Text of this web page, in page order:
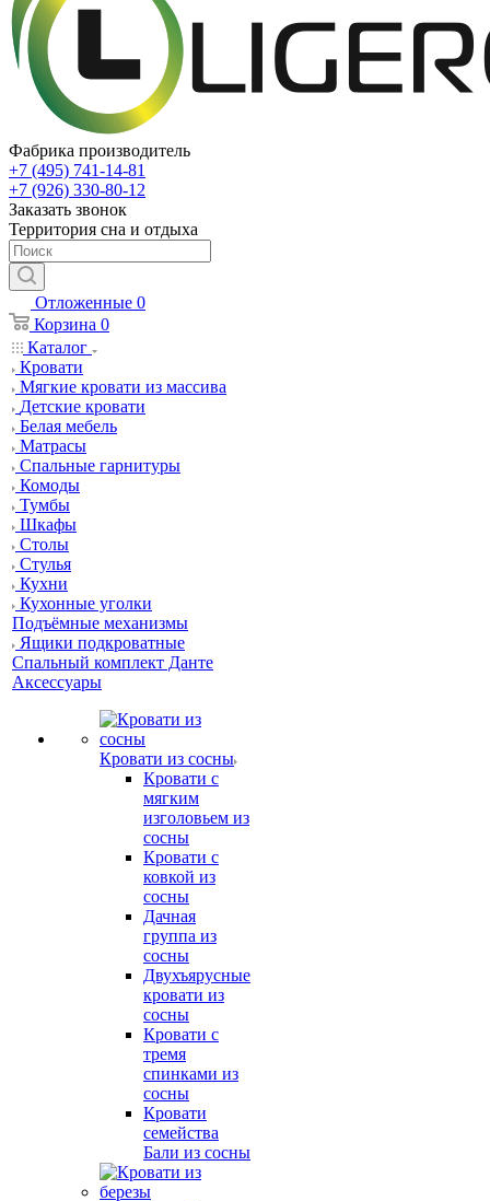
Фабрика производитель
+7 (495) 741-14-81
+7 (926) 330-80-12
Заказать звонок
Территория сна и отдыха
Отложенные 0
Корзина 0
Каталог
Кровати
Мягкие кровати из массива
Детские кровати
Белая мебель
Матрасы
Спальные гарнитуры
Комоды
Тумбы
Шкафы
Столы
Стулья
Кухни
Кухонные уголки
Подъёмные механизмы
Ящики подкроватные
Спальный комплект Данте
Аксессуары
Кровати из сосны
Кровати с
мягким
изголовьем из
сосны
Кровати с
ковкой из
сосны
Дачная
группа из
сосны
Двухъярусные
кровати из
сосны
Кровати с
тремя
спинками из
сосны
Кровати
семейства
Бали из сосны